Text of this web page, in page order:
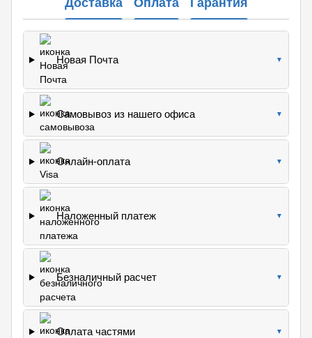
Новая Почта ▼
Самовывоз из нашего офиса ▼
Онлайн-оплата ▼
Наложенный платеж ▼
Безналичный расчет ▼
Оплата частями ▼